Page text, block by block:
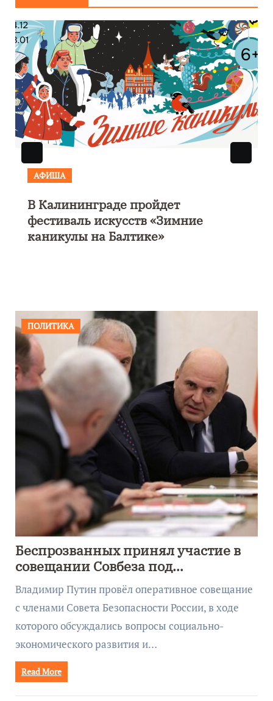
АФИША
В Калининграде пройдет
фестиваль искусств «Зимние
каникулы на Балтике»
ПОЛИТИКА
Беспрозванных принял участие в
совещании Совбеза под
руководством Путина
Владимир Путин провёл оперативное совещание
с членами Совета Безопасности России, в ходе
которого обсуждались вопросы социально-
экономического развития и…
Read More